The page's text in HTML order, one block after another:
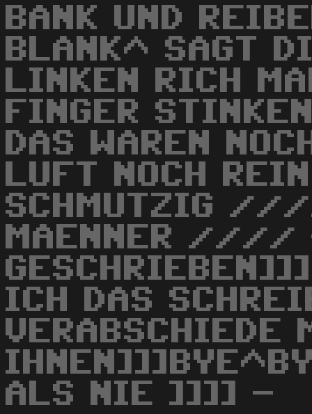
BANK UND
BLANK^ SAGT
LINKEN RICH
FINGER
DAS WAREN
LUFT NOCH
SCHMUTZIG ////
MAENNER //// -
ICH DAS
VERABSCHIEDE
ALS NIE ]]]] -